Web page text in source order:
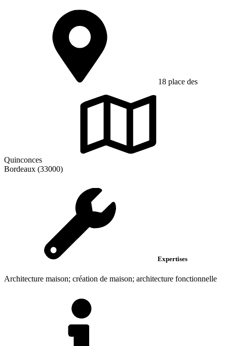
18 place des
Quinconces
Bordeaux (33000)
Expertises
Architecture maison; création de maison; architecture fonctionnelle